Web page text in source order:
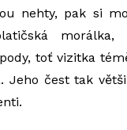
nehty, pak si
toť vizitka
Jeho čest tak